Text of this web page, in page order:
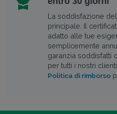
La soddisfazione
principale. Il
adatto alle tue
semplicemente
garanzia soddisfatti
per tutti i nostri
Politica di rimborso